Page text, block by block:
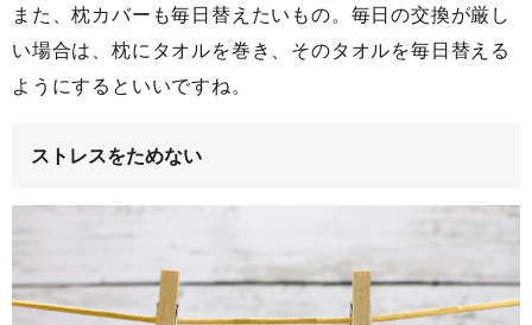
また、枕カバーも毎日替えたいもの。毎日の交換が厳し
い場合は、枕にタオルを巻き、そのタオルを毎日替える
ようにするといいですね。
ストレスをためない